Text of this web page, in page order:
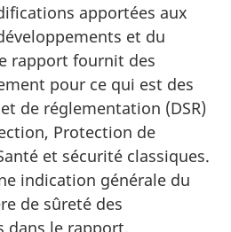
apportées aux
et du
rapport fournit des
pour ce qui est des
de réglementation (DSR)
Protection de
et sécurité classiques.
indication générale du
de sûreté des
dans le rapport.